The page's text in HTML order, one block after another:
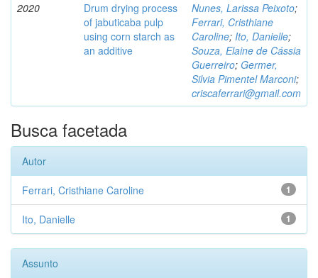
2020
Drum drying process
of jabuticaba pulp
using corn starch as
an additive
Nunes, Larissa Peixoto;
Ferrari, Cristhiane
Caroline; Ito, Danielle;
Souza, Elaine de Cássia
Guerreiro; Germer,
Silvia Pimentel Marconi;
criscaferrari@gmail.com
Busca facetada
Autor
1
Ferrari, Cristhiane Caroline
1
Ito, Danielle
Assunto